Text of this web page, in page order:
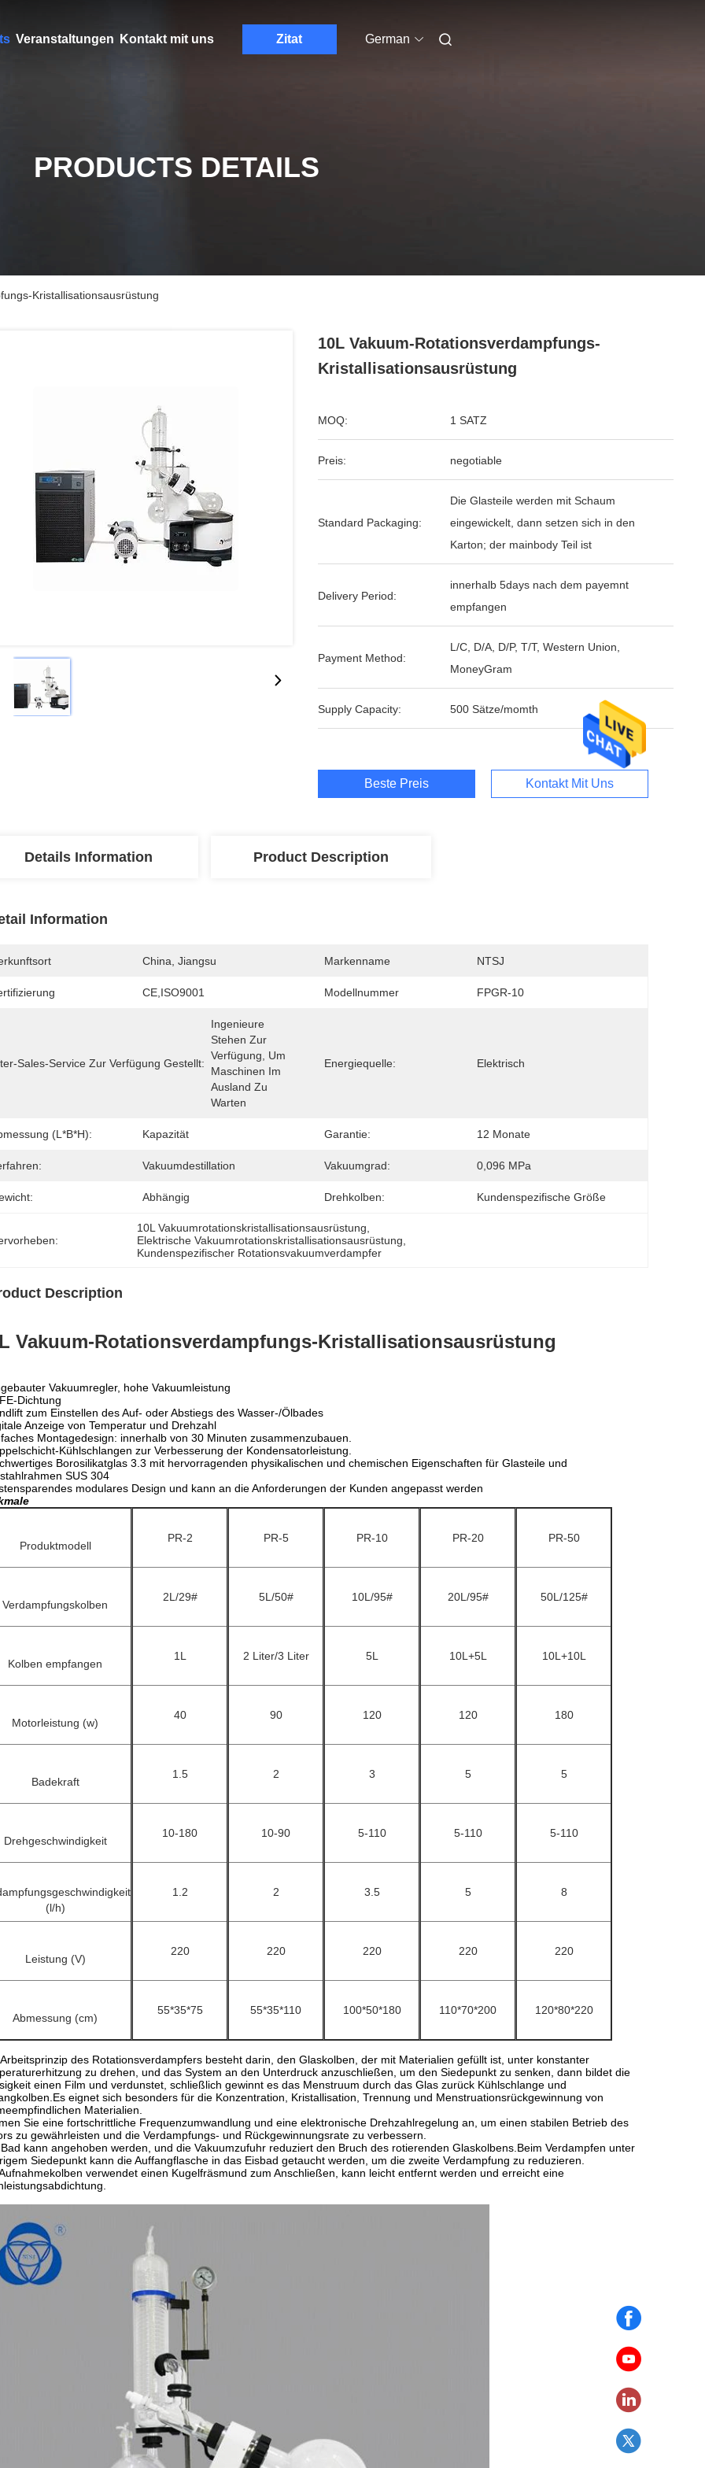
Veranstaltungen Kontakt mit uns Zitat German
PRODUCTS DETAILS
Kristallisationsausrüstung
10L Vakuum-Rotationsverdampfungs-
Kristallisationsausrüstung
MOQ: 1 SATZ
Preis: negotiable
Standard Packaging:
Die Glasteile werden mit Schaum
eingewickelt, dann setzen sich in den
Karton; der mainbody Teil ist
Delivery Period:
innerhalb 5days nach dem payemnt
empfangen
Payment Method:
L/C, D/A, D/P, T/T, Western Union,
MoneyGram
Supply Capacity: 500 Sätze/momth
Beste Preis Kontakt Mit Uns
Details Information Product Description
Information
China, Jiangsu Markenname NTSJ
CE,ISO9001 Modellnummer FPGR-10
Sales-Service Zur Verfügung Gestellt:
Ingenieure
Stehen Zur
Verfügung, Um
Maschinen Im
Ausland Zu
Warten
Energiequelle: Elektrisch
(l*b*h): Kapazität Garantie: 12 Monate
Vakuumdestillation Vakuumgrad: 0,096 MPa
Abhängig Drehkolben: Kundenspezifische Größe
10L Vakuumrotationskristallisationsausrüstung
Elektrische Vakuumrotationskristallisationsausrüstung
Kundenspezifischer Rotationsvakuumverdampfer
Description
Vakuum-Rotationsverdampfungs-Kristallisationsausrüstung
Vakuumregler, hohe Vakuumleistung
Dichtung
zum Einstellen des Auf- oder Abstiegs des Wasser-/Ölbades
Anzeige von Temperatur und Drehzahl
Montagedesign: innerhalb von 30 Minuten zusammenzubauen.
Kühlschlangen zur Verbesserung der Kondensatorleistung.
Borosilikatglas 3.3 mit hervorragenden physikalischen und chemischen Eigenschaften für Glasteile und
SUS 304
modulares Design und kann an die Anforderungen der Kunden angepasst werden
Produktmodell
Verdampfungskolben
Kolben empfangen
Motorleistung (w)
Badekraft
Drehgeschwindigkeit
(l/h)
Leistung (V)
Abmessung (cm)
PR-2
2L/29#
1L
40
1.5
10-180
1.2
220
55*35*75
PR-5
5L/50#
2 Liter/3 Liter
90
2
10-90
2
220
55*35*110
PR-10
10L/95#
5L
120
3
5-110
3.5
220
100*50*180
PR-20
20L/95#
10L+5L
120
5
5-110
5
220
110*70*200
PR-50
50L/125#
10L+10L
180
5
5-110
8
220
120*80*220
des Rotationsverdampfers besteht darin, den Glaskolben, der mit Materialien gefüllt ist, unter konstanter
zu drehen, und das System an den Unterdruck anzuschließen, um den Siedepunkt zu senken, dann bildet die
einen Film und verdunstet, schließlich gewinnt es das Menstruum durch das Glas zurück Kühlschlange und
eignet sich besonders für die Konzentration, Kristallisation, Trennung und Menstruationsrückgewinnung von
Materialien.
Sie eine fortschrittliche Frequenzumwandlung und eine elektronische Drehzahlregelung an, um einen stabilen Betrieb des
zu gewährleisten und die Verdampfungs- und Rückgewinnungsrate zu verbessern.
kann angehoben werden, und die Vakuumzufuhr reduziert den Bruch des rotierenden Glaskolbens.Beim Verdampfen unter
Siedepunkt kann die Auffangflasche in das Eisbad getaucht werden, um die zweite Verdampfung zu reduzieren.
verwendet einen Kugelfräsmund zum Anschließen, kann leicht entfernt werden und erreicht eine